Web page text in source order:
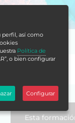
Esta
perfil, así como
Política de
o bien configurar
Configurar